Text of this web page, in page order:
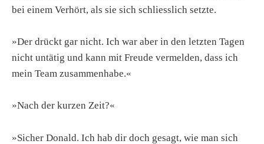
bei einem Verhört, als sie sich schliesslich setzte.
»Der drückt gar nicht. Ich war aber in den letzten Tagen
nicht untätig und kann mit Freude vermelden, dass ich
mein Team zusammenhabe.«
»Nach der kurzen Zeit?«
»Sicher Donald. Ich hab dir doch gesagt, wie man sich